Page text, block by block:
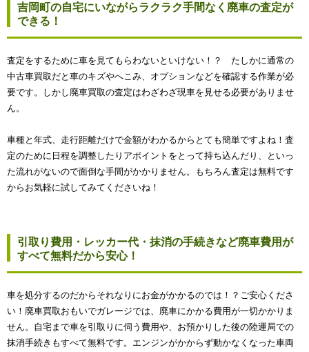
吉岡町の自宅にいながらラクラク手間なく廃車の査定が
できる！
査定をするために車を見てもらわないといけない！？ たしかに通常の
中古車買取だと車のキズやへこみ、オプションなどを確認する作業が必
要です。しかし廃車買取の査定はわざわざ現車を見せる必要がありませ
ん。
車種と年式、走行距離だけで金額がわかるからとても簡単ですよね！査
定のために日程を調整したりアポイントをとって持ち込んだり、といっ
た流れがないので面倒な手間がかかりません。もちろん査定は無料です
からお気軽に試してみてくださいね！
引取り費用・レッカー代・抹消の手続きなど廃車費用が
すべて無料だから安心！
車を処分するのだからそれなりにお金がかかるのでは！？ご安心くださ
い！廃車買取おもいでガレージでは、廃車にかかる費用が一切かかりま
せん。自宅まで車を引取りに伺う費用や、お預かりした後の陸運局での
抹消手続きもすべて無料です。エンジンがかからず動かなくなった車両